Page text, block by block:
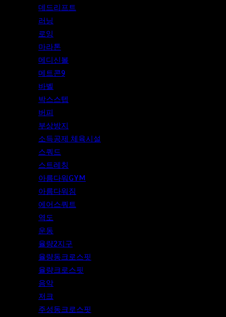
데드리프트
러닝
로잉
마라톤
메디신볼
메트콘9
바벨
박스스텝
버피
부상방지
소득공제 체육시설
스쿼드
스트레칭
아름다워GYM
아름다워짐
에어스쿼트
역도
운동
율량2지구
율량동크로스핏
율량크로스핏
음악
저크
주성동크로스핏